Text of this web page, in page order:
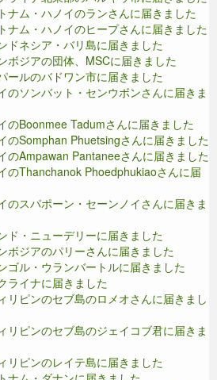
ナム・ハノイのランさんに届きました
ナム・ハノイのヒープさんに届きました
ドネシア・バリ島に届きました
ボジアの団体、MSCに届きました
ールのバドワン市に届きました
のソンバット・センウボンさんに届きま
のBoonmee Tadumさんに届きました
のSomphan Phuetsingさんに届きました
のAmpawan Pantaneeさんに届きました
のThanchanok Phoedphukiaoさんに届
のスパポーン・セーンノイさんに届きま
ド・ニューデリーに届きました
ボジアのパリーさんに届きました
ゴル・ウランバートルに届きました
ライナに届きました
リピンのセブ島のロメオさんに届きまし
リピンのセブ島のジェイコブ君に届きま
リピンのレイテ島に届きました